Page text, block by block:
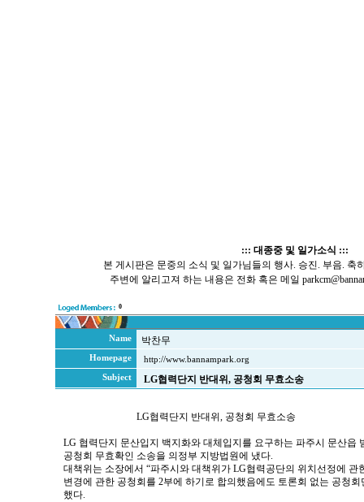
::: 대종중 및 일가소식 :::
본 게시판은 문중의 소식 및 일가님들의 행사. 승진. 부음. 축
주변에 알리고져 하는 내용은 전화 혹은 메일
0
Name 박찬무
Homepage
http://www.bannampark.org
Subject
LG협력단지 반대위, 공청회 무효소송
LG협력단지 반대위, 공청회 무효소송
LG 협력단지 문산입지 백지화와 대체입지를 요구하는 파주시 문산읍
공청회 무효확인 소송을 의정부 지방법원에 냈다.
대책위는 소장에서 “파주시와 대책위가 LG협력공단의 위치선정에 관
변경에 관한 공청회를 2부에 하기로 합의했음에도 토론회 없는 공청
했다.